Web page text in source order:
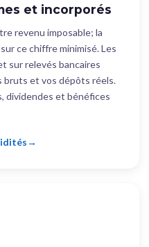
et incorporés
revenu imposable; la
ce chiffre minimisé. Les
sur relevés bancaires
bruts et vos dépôts réels.
dividendes et bénéfices